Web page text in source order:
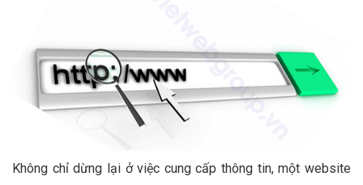
Không chỉ dừng lại ở việc cung cấp thông tin, một website